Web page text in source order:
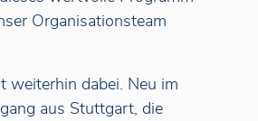
Organisationsteam
weiterhin dabei. Neu im
aus Stuttgart, die